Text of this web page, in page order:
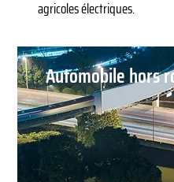
agricoles électriques.
Automobile hors